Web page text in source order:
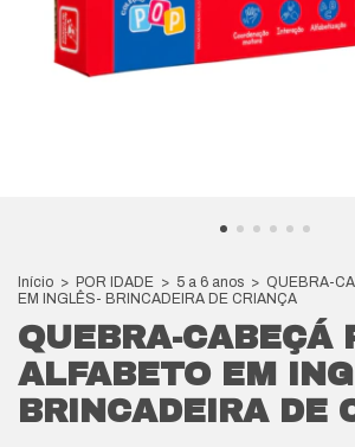
Início > POR IDADE > 5 a 6 anos > QUEBRA-
EM INGLÊS- BRINCADEIRA DE CRIANÇA
QUEBRA-CABEÇÁ
ALFABETO EM
BRINCADEIRA DE